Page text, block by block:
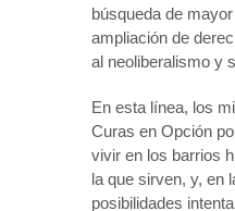
búsqueda de
ampliación de
al neoliberalismo y
En esta línea, los
Curas en Opción
vivir en los barrios
la que sirven, y, en
posibilidades